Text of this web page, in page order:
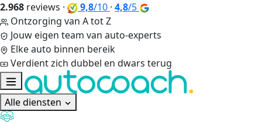
2.968 reviews · 9,8/10 · 4,8/5
Ontzorging van A tot Z
Jouw eigen team van auto-experts
Elke auto binnen bereik
Verdient zich dubbel en dwars terug
Alle diensten